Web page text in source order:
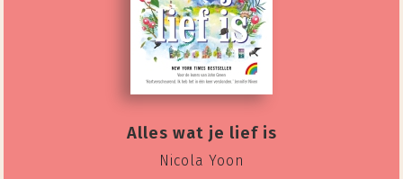
Alles wat je lief is
Nicola Yoon